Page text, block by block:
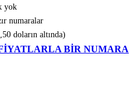
yok
numaralar
doların altında)
BIR NUMARA